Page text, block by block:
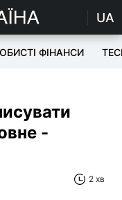
UA
ФІНАНСИ
-
2 хв